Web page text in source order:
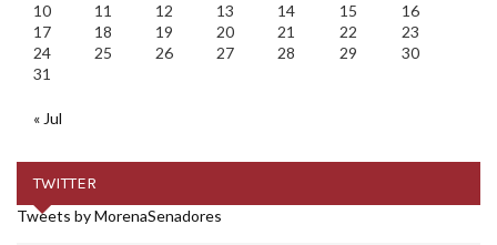
10
11 12 13 14 15
16
17
18 19 20 21 22
23
24
25 26 27 28 29
30
31
« Jul
TWITTER
Tweets by MorenaSenadores